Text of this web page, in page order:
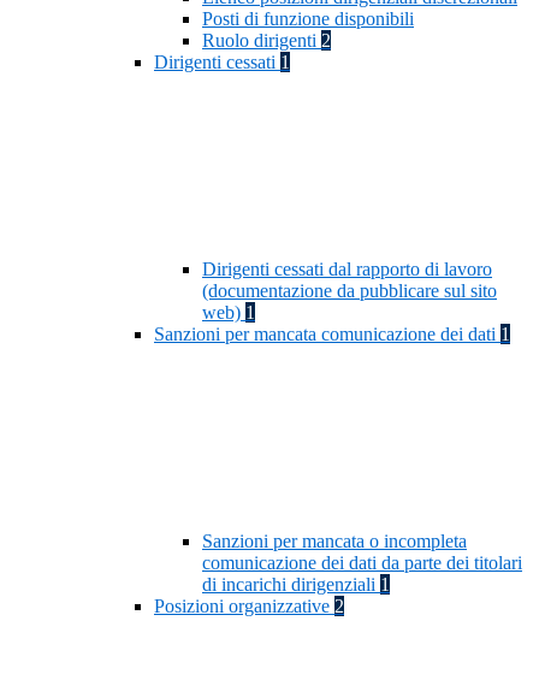
Posti di funzione disponibili
Ruolo dirigenti 2
Dirigenti cessati 1
Dirigenti cessati dal rapporto di lavoro
(documentazione da pubblicare sul sito
web) 1
Sanzioni per mancata comunicazione dei dati 1
Sanzioni per mancata o incompleta
comunicazione dei dati da parte dei titolari
di incarichi dirigenziali 1
Posizioni organizzative 2